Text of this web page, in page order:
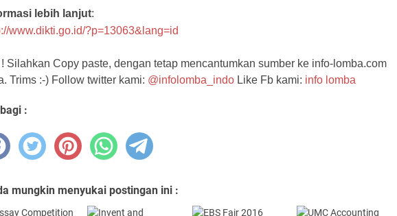
lebih lanjut:
www.dikti.go.id/?p=13063&lang=id
! Silahkan Copy paste, dengan tetap mencantumkan sumber ke info-lomba.com
Trims :-) Follow twitter kami: @infolomba_indo Like Fb kami: info lomba
:
mungkin menyukai postingan ini :